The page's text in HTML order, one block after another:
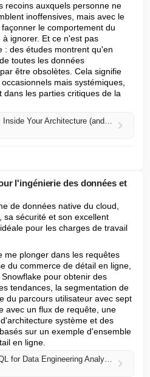
recoins auxquels personne ne
inoffensives, mais avec le
le comportement du
ignorer. Et ce n'est pas
: des études montrent qu'en
toutes les données
être obsolètes. Cela signifie
mais systémiques,
les parties critiques de la
Where Stale Data Hides Inside Your Architecture (and How to Spot It)
l'ingénierie des données et
de données native du cloud,
sa sécurité et son excellent
pour les charges de travail
me plonger dans les requêtes
du commerce de détail en ligne,
pour obtenir des
tendances, la segmentation de
du parcours utilisateur avec sept
avec un flux de requête, une
système et des
sur un exemple d'ensemble
en ligne.
Advanced Snowflake SQL for Data Engineering Analytics